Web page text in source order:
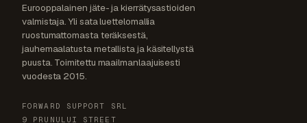
Eurooppalainen jäte- ja kierrätysastioiden
valmistaja. Yli sata luettelomallia
ruostumattomasta teräksestä,
jauhemaalatusta metallista ja käsitellystä
puusta. Toimitettu maailmanlaajuisesti
vuodesta 2015.
FORWARD SUPPORT SRL
9 PRUNULUI STREET